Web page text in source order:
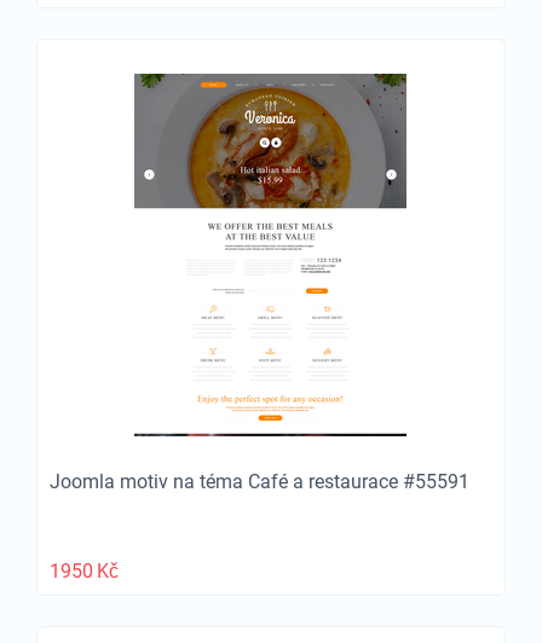
Joomla motiv na téma Café a restaurace #55591
1950 Kč